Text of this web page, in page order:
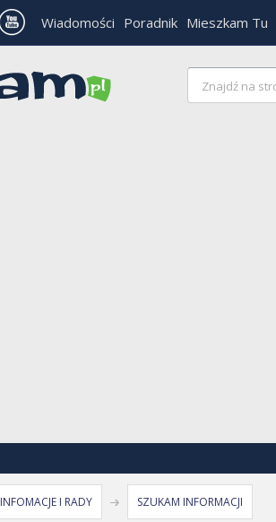
Wiadomości Poradnik Mieszkam Tu
INFOMACJE I RADY SZUKAM INFORMACJI